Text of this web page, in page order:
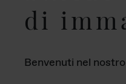
di
Benvenuti nel